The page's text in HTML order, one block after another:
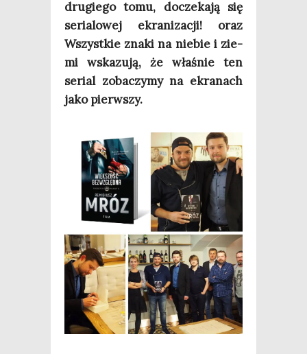
dru­gie­go tomu, docze­ka­ją się
seria­lo­wej ekra­ni­za­cji! oraz
Wszyst­kie zna­ki na nie­bie i zie­
mi wska­zu­ją, że wła­śnie ten
serial zoba­czy­my na ekra­nach
jako pierwszy.